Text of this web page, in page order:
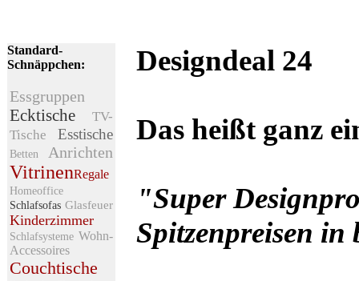
Standard-
Schnäppchen:
Essgruppen
Ecktische
TV-
Tische
Esstische
Betten Anrichten
VitrinenRegale
Homeoffice
Schlafsofas Glasfeuer
Kinderzimmer
Schlafsysteme Wohn-
Accessoires
Couchtische
Designdeal 24
Das heißt ganz
"Super
Spitzenpreisen in